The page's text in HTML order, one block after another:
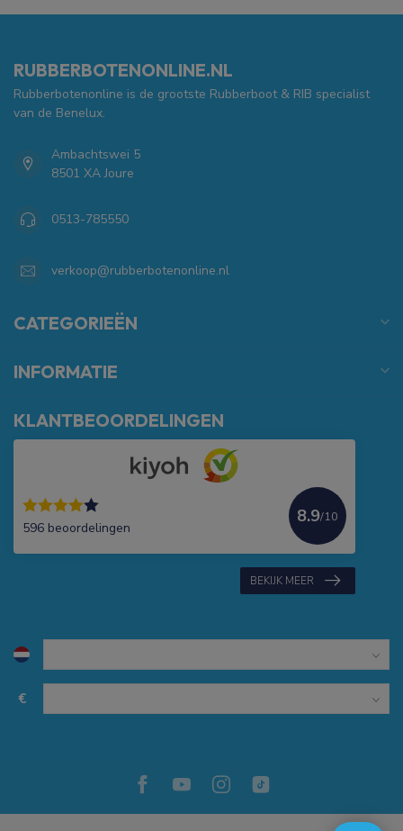
RUBBERBOTENONLINE.NL
Rubberbotenonline is de grootste Rubberboot & RIB specialist
van de Benelux.
Ambachtswei 5
8501 XA Joure
0513-785550
verkoop@rubberbotenonline.nl
CATEGORIEËN
INFORMATIE
KLANTBEOORDELINGEN
596 beoordelingen
8.9/10
BEKIJK MEER
€